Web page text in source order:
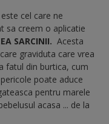
cel care ne
sa creem o aplicatie
SARCINII. Acesta
graviduta care vrea
fatul din burtica, cum
poate aduce
pentru marele
acasa ... de la